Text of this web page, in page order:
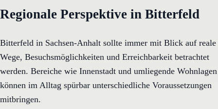
Regionale Perspektive in Bitterfeld
Bitterfeld in Sachsen-Anhalt sollte immer mit Blick auf reale
Wege, Besuchsmöglichkeiten und Erreichbarkeit betrachtet
werden. Bereiche wie Innenstadt und umliegende Wohnlagen
können im Alltag spürbar unterschiedliche Voraussetzungen
mitbringen.